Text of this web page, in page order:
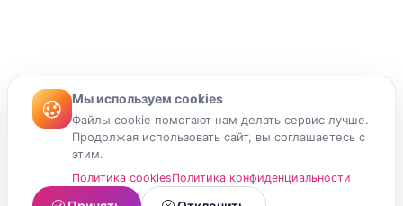
Мы используем cookies
Файлы cookie помогают нам делать сервис лучше.
Продолжая использовать сайт, вы соглашаетесь с
этим.
Политика cookiesПолитика конфиденциальности